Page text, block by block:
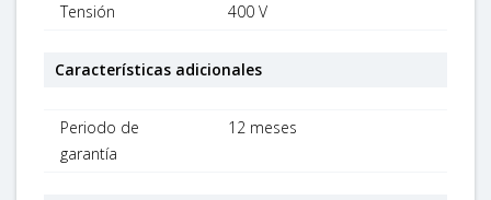
Tensión 400 V
Características adicionales
Periodo de
garantía
12 meses